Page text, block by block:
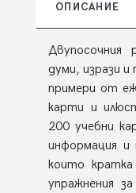
ОПИСАНИЕ
думи, изрази и
примери от
карти и
200 учебни
информация и
които
упражнения